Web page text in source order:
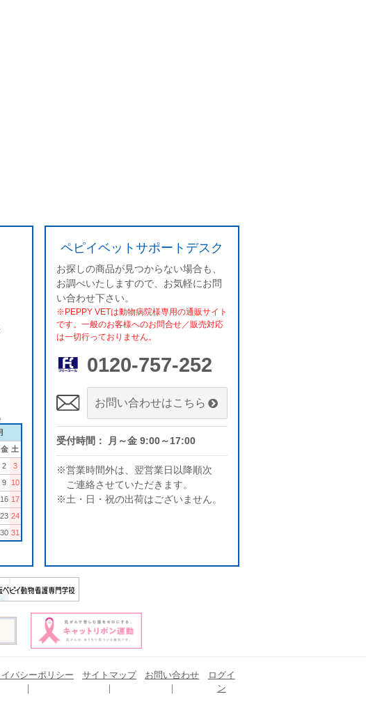
金 土
2
3
9
10
16 17
23 24
30 31
ペピイベットサポートデスク
お探しの商品が見つからない場合も、
お調べいたしますので、お気軽にお問
い合わせ下さい。
※PEPPY VETは動物病院様専用の通販サイト
です。一般のお客様へのお問合せ／販売対応
は一切行っておりません。
0120-757-252
お問い合わせはこちら
受付時間： 月～金 9:00～17:00
※営業時間外は、翌営業日以降順次
ご連絡させていただきます。
※土・日・祝の出荷はございません。
バシーポリシー サイトマップ お問い合わせ
ログイ
ン